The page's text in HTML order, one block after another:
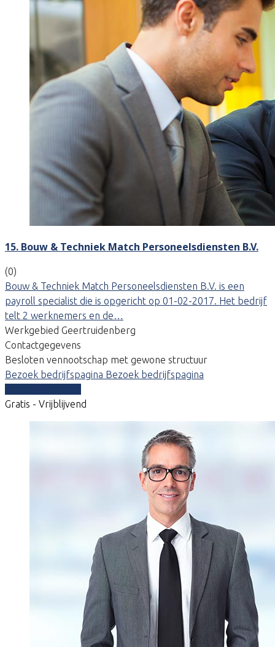
15. Bouw & Techniek Match Personeelsdiensten B.V.
(0)
Bouw & Techniek Match Personeelsdiensten B.V. is een
payroll specialist die is opgericht op 01-02-2017. Het bedrijf
telt 2 werknemers en de…
Werkgebied Geertruidenberg
Contactgegevens
Besloten vennootschap met gewone structuur
Bezoek bedrijfspagina Bezoek bedrijfspagina
Gratis - Vrijblijvend